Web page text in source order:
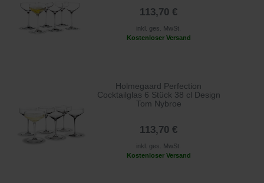
113,70 €
inkl. ges. MwSt.
Kostenloser Versand
Holmegaard Perfection
Cocktailglas 6 Stück 38 cl Design
Tom Nybroe
113,70 €
inkl. ges. MwSt.
Kostenloser Versand